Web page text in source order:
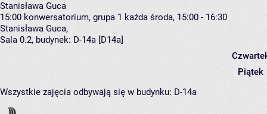
Stanisława Guca
15:00 konwersatorium, grupa 1 każda środa, 15:00 - 16:30
Stanisława Guca,
Sala 0.2, budynek: D-14a [D14a]
Piątek
Wszystkie zajęcia odbywają się w budynku: D-14a